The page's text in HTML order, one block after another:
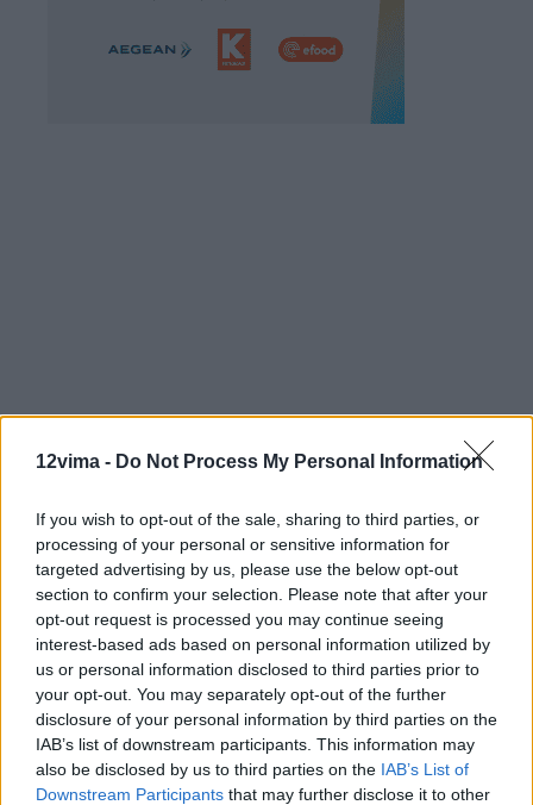
12vima - Do Not Process My Personal Information
If you wish to opt-out of the sale, sharing to third parties, or
processing of your personal or sensitive information for
targeted advertising by us, please use the below opt-out
section to confirm your selection. Please note that after your
opt-out request is processed you may continue seeing
interest-based ads based on personal information utilized by
us or personal information disclosed to third parties prior to
your opt-out. You may separately opt-out of the further
disclosure of your personal information by third parties on the
IAB’s list of downstream participants. This information may
also be disclosed by us to third parties on the IAB’s List of
Downstream Participants that may further disclose it to other